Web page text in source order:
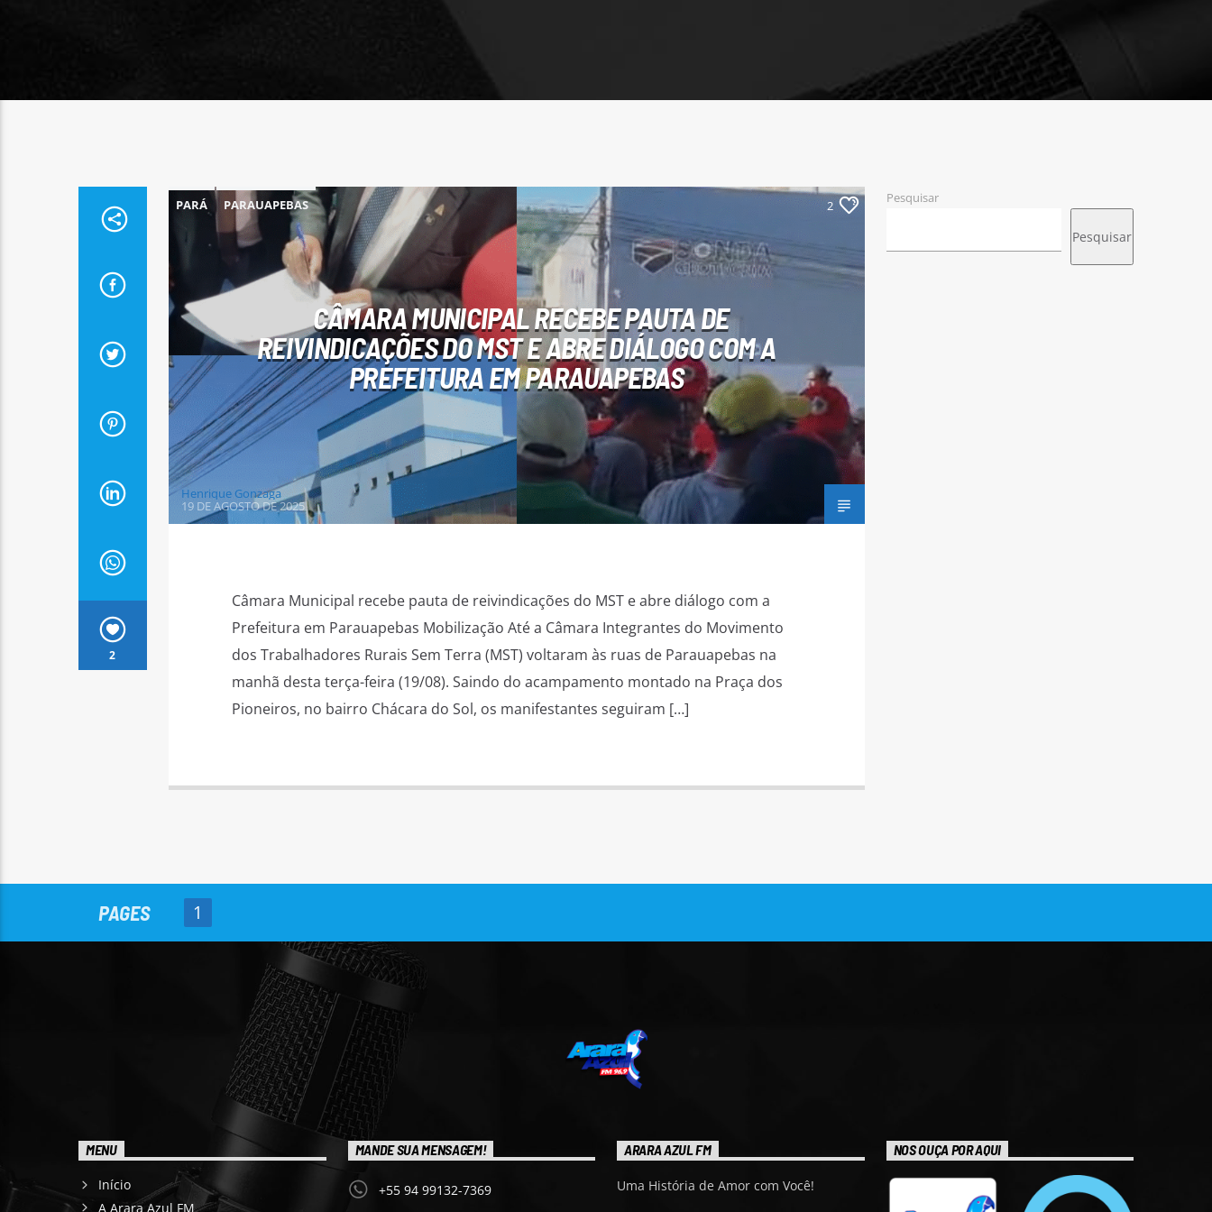
2
PARÁ PARAUAPEBAS 2
CÂMARA MUNICIPAL RECEBE PAUTA DE
REIVINDICAÇÕES DO MST E ABRE DIÁLOGO COM A
PREFEITURA EM PARAUAPEBAS
Henrique Gonzaga
19 DE AGOSTO DE 2025
Câmara Municipal recebe pauta de reivindicações do MST e abre diálogo com a
Prefeitura em Parauapebas Mobilização Até a Câmara Integrantes do Movimento
dos Trabalhadores Rurais Sem Terra (MST) voltaram às ruas de Parauapebas na
manhã desta terça-feira (19/08). Saindo do acampamento montado na Praça dos
Pioneiros, no bairro Chácara do Sol, os manifestantes seguiram […]
Pesquisar
Pesquisar
PAGES 1
MENU
Início
A Arara Azul FM
MANDE SUA MENSAGEM!
+55 94 99132-7369
ARARA AZUL FM
Uma História de Amor com Você!
NOS OUÇA POR AQUI